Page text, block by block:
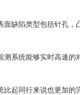
陷类型包括针孔，
统能够实时高速的
起同行来说也更加的